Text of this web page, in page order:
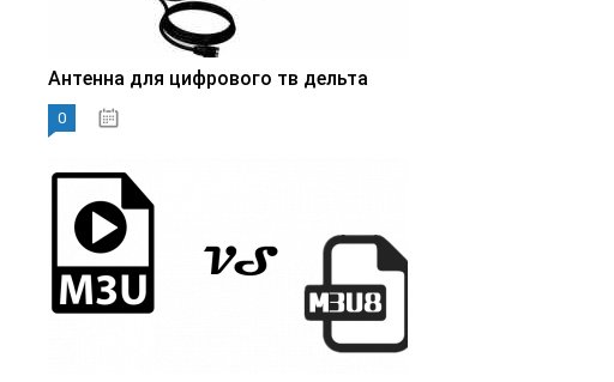
Антенна для цифрового тв дельта
0